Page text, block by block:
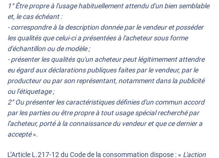
1° Être propre à l'usage habituellement attendu d'un bien semblable
et, le cas échéant :
- correspondre à la description donnée par le vendeur et posséder
les qualités que celui-ci a présentées à l'acheteur sous forme
d'échantillon ou de modèle ;
- présenter les qualités qu'un acheteur peut légitimement attendre
eu égard aux déclarations publiques faites par le vendeur, par le
producteur ou par son représentant, notamment dans la publicité
ou l'étiquetage ;
2° Ou présenter les caractéristiques définies d'un commun accord
par les parties ou être propre à tout usage spécial recherché par
l'acheteur, porté à la connaissance du vendeur et que ce dernier a
accepté».
L’Article L.217-12 du Code de la consommation dispose : « L'action